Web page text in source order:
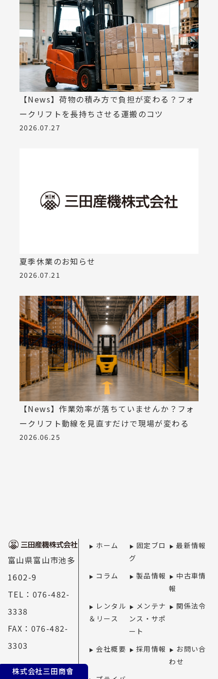
【News】荷物の積み方で負担が変わる？フォ
ークリフトを長持ちさせる運搬のコツ
2026.07.27
夏季休業のお知らせ
2026.07.21
【News】作業効率が落ちていませんか？フォ
ークリフト動線を見直すだけで現場が変わる
2026.06.25
富山県富山市池多
1602-9
TEL：076-482-
3338
FAX：076-482-
3303
株式会社三田商會
ホーム
固定ブロ
グ
最新情報
コラム 製品情報
中古車情
報
レンタル
＆リース
メンテナ
ンス・サポ
ート
関係法令
会社概要 採用情報
お問い合
わせ